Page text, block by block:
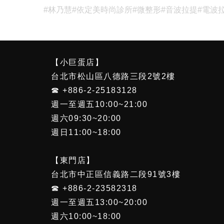
#林乃慧#依定美時尚診所#微整形#音波拉提#電波
【小巨蛋店】
台北市松山區八德路三段2號2樓
☎ +886-2-25183128
週一至週五10:00~21:00
週六09:30~20:00
週日11:00~18:00
【東門店】
台北市中正區信義路二段91號3樓
☎ +886-2-23582318
週一至週五13:00~20:00
週六10:00~18:00